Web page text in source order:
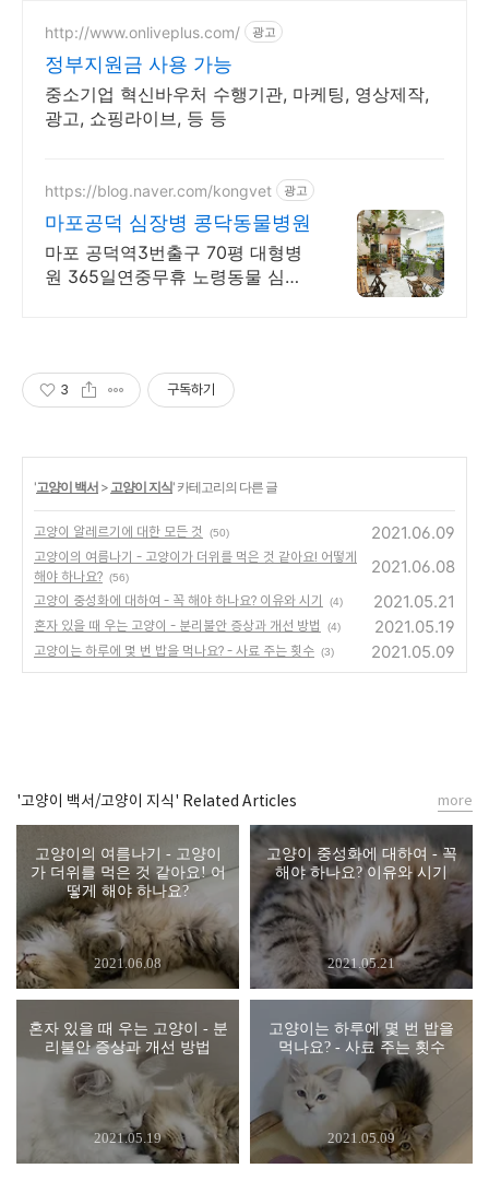
http://www.onliveplus.com/ 광고
정부지원금 사용 가능
중소기업 혁신바우처 수행기관, 마케팅, 영상제작,
광고, 쇼핑라이브, 등 등
https://blog.naver.com/kongvet 광고
마포공덕 심장병 콩닥동물병원
마포 공덕역3번출구 70평 대형병
원 365일연중무휴 노령동물 심장
3 구독하기
'고양이 백서 > 고양이 지식' 카테고리의 다른 글
고양이 알레르기에 대한 모든 것 (50) 2021.06.09
고양이의 여름나기 - 고양이가 더위를 먹은 것 같아요! 어떻게
해야 하나요? (56)
2021.06.08
고양이 중성화에 대하여 - 꼭 해야 하나요? 이유와 시기 (4) 2021.05.21
혼자 있을 때 우는 고양이 - 분리불안 증상과 개선 방법 (4) 2021.05.19
고양이는 하루에 몇 번 밥을 먹나요? - 사료 주는 횟수 (3) 2021.05.09
'고양이 백서/고양이 지식' Related Articles
고양이의 여름나기 - 고양이
가 더위를 먹은 것 같아요! 어
떻게 해야 하나요?
2021.06.08
고양이 중성화에 대하여 - 꼭
해야 하나요? 이유와 시기
2021.05.21
혼자 있을 때 우는 고양이 - 분
리불안 증상과 개선 방법
2021.05.19
고양이는 하루에 몇 번 밥을
먹나요? - 사료 주는 횟수
2021.05.09
more